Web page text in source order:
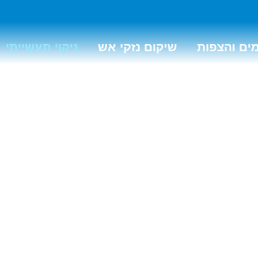
והצפות שיקום נזקי אש ניקוי תעשייתי